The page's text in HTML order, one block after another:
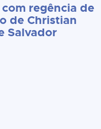
regência de
de Christian
Salvador